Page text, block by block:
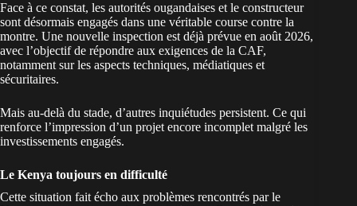
Face à ce constat, les autorités ougandaises et le constructeur
sont désormais engagés dans une véritable course contre la
montre. Une nouvelle inspection est déjà prévue en août 2026,
avec l’objectif de répondre aux exigences de la CAF,
notamment sur les aspects techniques, médiatiques et
sécuritaires.
Mais au-delà du stade, d’autres inquiétudes persistent. Ce qui
renforce l’impression d’un projet encore incomplet malgré les
investissements engagés.
Le Kenya toujours en difficulté
Cette situation fait écho aux problèmes rencontrés par le